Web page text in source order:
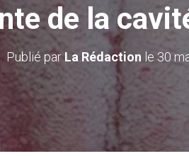
de la
Publié parLa Rédaction le 30